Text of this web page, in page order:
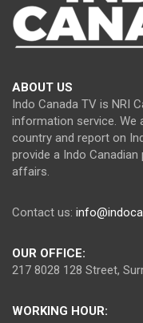
ABOUT US
Indo Canada TV is NRI
information service. We
country and report on
provide a Indo
affairs.
Contact us:
OUR OFFICE:
217 8028 128 Street,
WORKING HOUR: